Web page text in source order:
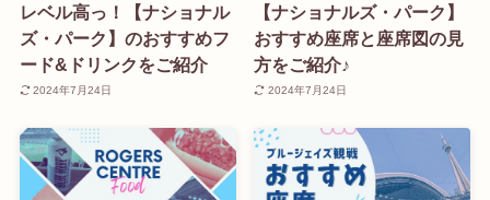
レベル高っ！【ナショナル
ズ・パーク】のおすすめフ
ード&ドリンクをご紹介
2024年7月24日
【ナショナルズ・パーク】
おすすめ座席と座席図の見
方をご紹介♪
2024年7月24日